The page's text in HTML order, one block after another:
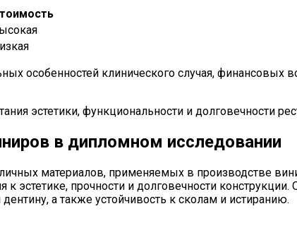
особенностей клинического случая, финансовых
эстетики, функциональности и долговечности
в дипломном исследовании
материалов, применяемых в производстве
эстетике, прочности и долговечности
а также устойчивость к сколам и истиранию.